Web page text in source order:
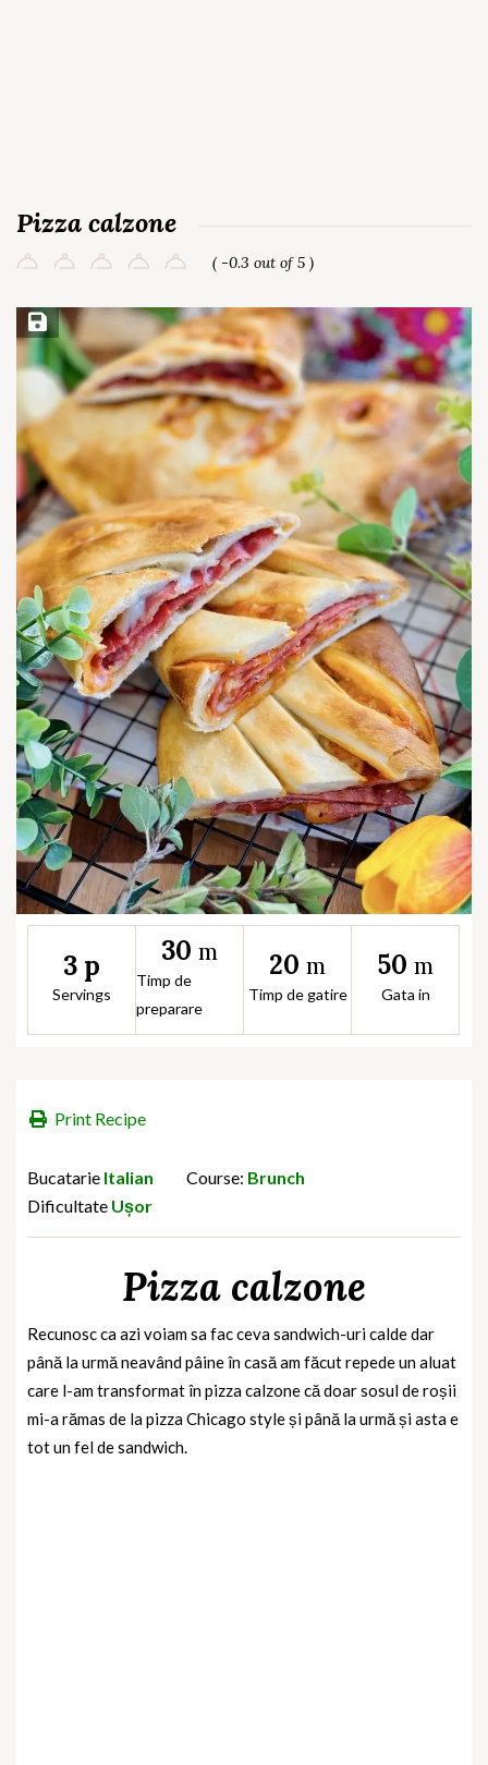
Pizza calzone
( -0.3 out of 5 )
Save Recipe
3 p
Servings
30 m
Timp de
preparare
20 m
Timp de gatire
50 m
Gata in
Print Recipe
Bucatarie Italian Course: Brunch
Dificultate Ușor
Pizza calzone
Recunosc ca azi voiam sa fac ceva sandwich-uri calde dar
până la urmă neavând pâine în casă am făcut repede un aluat
care l-am transformat în pizza calzone că doar sosul de roșii
mi-a rămas de la pizza Chicago style și până la urmă și asta e
tot un fel de sandwich.